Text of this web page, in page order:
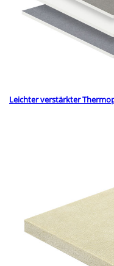
Leichter verstärkter